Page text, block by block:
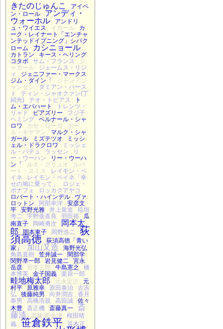
きたのじゅんこ
アイベ
ン・ロール
アンディ・
ウォーホル
アンドリ
ュ・ワイエス
イカール
カ
ーク・レイナート「エンチャ
ンテッドイブニング」シバク
ローム
カシニョール
カトラン
キース・ヘリング
コタボ
サム・フランス
シ
ャガール
ジェームス・リジ
ィ
ジェニファー・マークス
ジム・ダイン「
ジャン・ジ
ャンセン
ダミアン・ハース
ト
ティン・シャオクァン(丁
紹光)
テオ・トビアス
ト
ム・エバハート
トレンツ・
リャド
ビアズリー
フジ子
ヘミング
ベルナール・シャ
ロワ
ホセ・ローヨ
ポー
ル・ギヤマン
マルク・シャ
ガール
ミズテツオ
ミッシ
ェル・ドラクロワ
ミッシェ
ル・バテュ
ラッセン
リ
ー・ウーハン
リー・ウーハ
ン「
ルネ・グリュオ
ルパ
ート・スミス
レイモン・ペ
イネ
レイモン・ペイネ「幸
せの鳩に乗って」
ロジェ・
ボナフェ
ロッカクアヤコ
ロバート・ハインデル
ヴァ
ロットン
阿部幸洋
安彦文
平
安野光雅 井上覚造
稲垣
考二
宇野亜喜良 羽田裕
瓜
南直子
岡崎勇次
岡本太
郎
岡本東子 岡野浩二 荻
須高徳
荻須高徳「青い
家」
加山又造
海野光弘
角島直樹
笠井誠一
間部学
関野凖一郎
岩見健二
宮永
岳彦
宮本三郎 牛島憲之
橋
本博英
金子国義 栗原一郎
畦地梅太郎 元永定正
元
村平
原雅幸 原田泰治
古吉
弘
後藤純男 向井潤吉
香月
泰男
高橋浩規 高田誠
佐々
木豊
斎正機 斎藤真一
斎
藤清
斎藤清 会津
桜田晴
義
笹倉鉄平
笹本正